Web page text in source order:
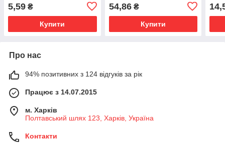
5,59 ₴
Купити
54,86₴
Купити
Про нас
94% позитивних з 124 відгуків за рік
Працює з 14.07.2015
м. Харків
Полтавський шлях 123, Харків, Україна
Контакти